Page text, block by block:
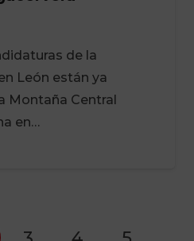
de la
León están ya
Montaña Central
en…